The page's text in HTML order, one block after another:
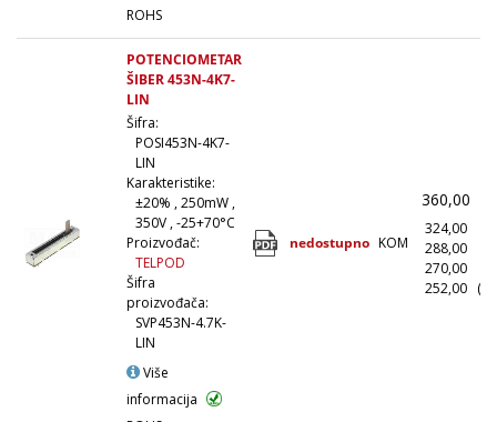
ROHS
POTENCIOMETAR
ŠIBER 453N-4K7-
LIN
Šifra:
POSI453N-4K7-
LIN
Karakteristike:
±20% , 250mW ,
350V , -25+70°C
Proizvođač:
TELPOD
Šifra
proizvođača:
SVP453N-4.7K-
LIN
Više
informacija
nedostupno KOM
360,00
324,00
288,00
270,00
252,00